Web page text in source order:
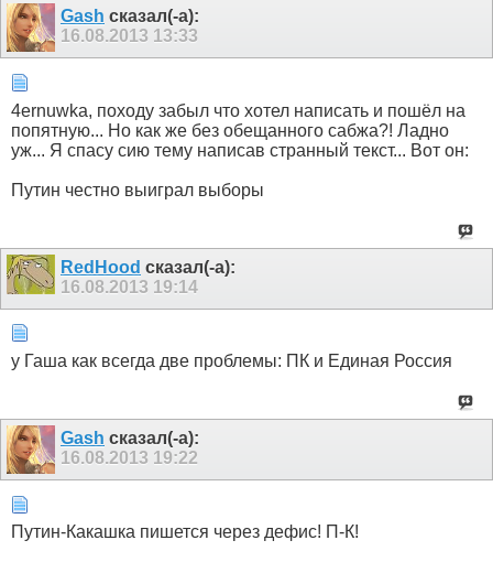
Gash сказал(-а):
16.08.2013 13:33
4ernuwka, походу забыл что хотел написать и пошёл на
попятную... Но как же без обещанного сабжа?! Ладно
уж... Я спасу сию тему написав странный текст... Вот он:
Путин честно выиграл выборы
RedHood сказал(-а):
16.08.2013 19:14
у Гаша как всегда две проблемы: ПК и Единая Россия
Gash сказал(-а):
16.08.2013 19:22
Путин-Кaкaшка пишется через дефис! П-К!